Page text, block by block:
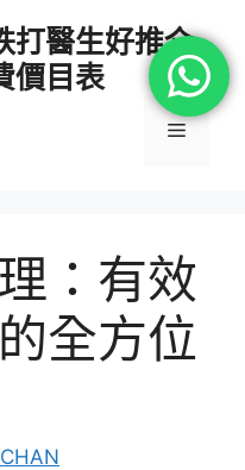
打醫生好推介
價目表
選
：有效
全方位